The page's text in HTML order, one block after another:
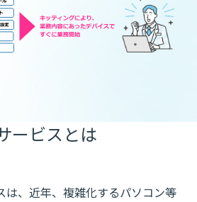
ービスとは
は、近年、複雑化するパソコン等